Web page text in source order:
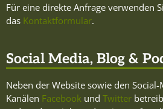
Für eine direkte Anfrage verwenden
das Kontaktformular.
Social Media, Blog &
Neben der Website sowie den Social-
Kanälen Facebook und Twitter